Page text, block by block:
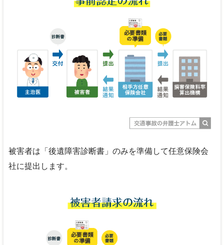
被害者は「後遺障害診断書」のみを準備して任意保険会
社に提出します。